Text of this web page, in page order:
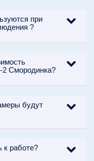
при
?
Смородинка?
будут
к работе?